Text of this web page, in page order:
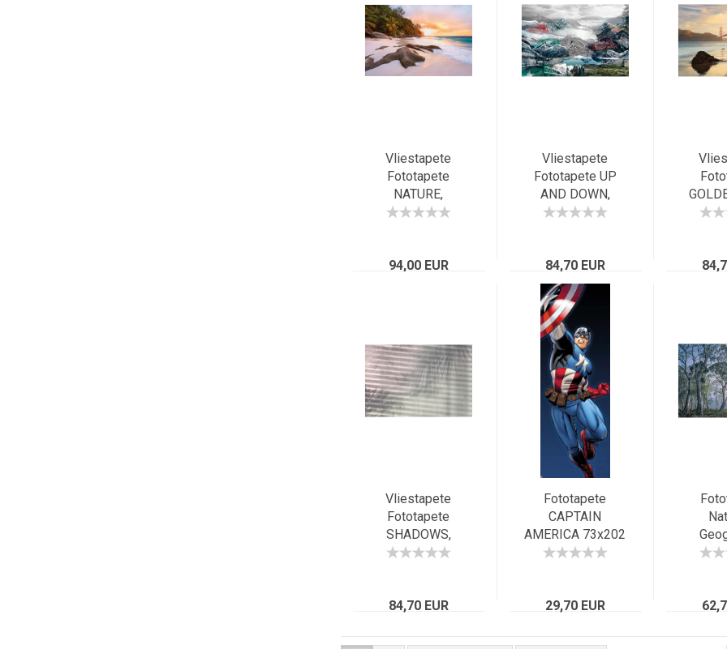
Vliestapete
Fototapete
NATURE,
368x248cm,
Sonnenuntergang
94,00 EUR
Vliestapete
Fototapete UP
AND DOWN,
368x248cm,
colorierte Alpen-
Collage
84,70 EUR
Vliestapete
Fototapete
SHADOWS,
368x248cm,
Palmschatten
84,70 EUR
Fototapete
CAPTAIN
AMERICA 73x202
Marvel Comic-
29,70 EUR